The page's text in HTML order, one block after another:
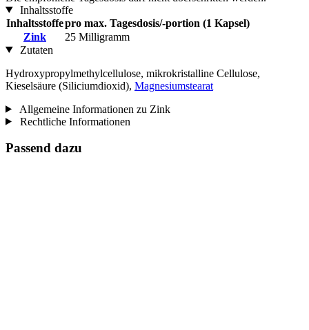
Inhaltsstoffe
Inhaltsstoffepro max. Tagesdosis/-portion (1 Kapsel)
Zink
25 Milligramm
Zutaten
Hydroxypropylmethylcellulose, mikrokristalline Cellulose,
Kieselsäure (Siliciumdioxid), Magnesiumstearat
Allgemeine Informationen zu Zink
Rechtliche Informationen
Passend dazu